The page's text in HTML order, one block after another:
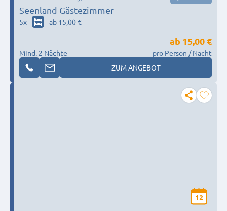
Seenland Gästezimmer
5x ab 15,00 €
Mind. 2 Nächte
ab 15,00 €
pro Person / Nacht
ZUM ANGEBOT
12